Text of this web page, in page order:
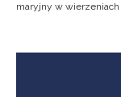
maryjny w wierzeniach